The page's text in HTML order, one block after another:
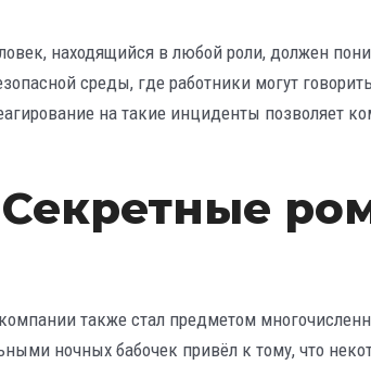
находящийся в любой роли, должен
среды, где работники могут
на такие инциденты позволяет
также стал предметом
ночных бабочек привёл к тому, что